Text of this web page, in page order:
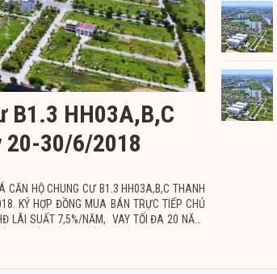
B1.3 HH03A,B,C
20-30/6/2018
HỘ CHUNG CƯ B1.3 HH03A,B,C THANH
KÝ HỢP ĐỒNG MUA BÁN TRỰC TIẾP CHỦ
LÃI SUẤT 7,5%/NĂM, VAY TỐI ĐA 20 NĂM.